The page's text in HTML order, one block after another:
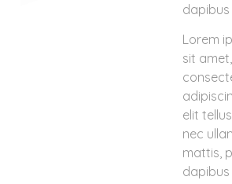
dapibus
Lorem
sit amet,
elit
nec
mattis,
dapibus